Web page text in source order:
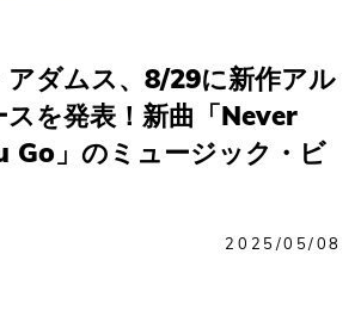
アダムス、8/29に新作アル
を発表！新曲「Never
Go」のミュージック・ビ
2025/05/08